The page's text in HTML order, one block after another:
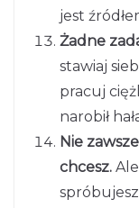
jest
Żadne
stawiaj
pracuj
narobił
Nie
chcesz.